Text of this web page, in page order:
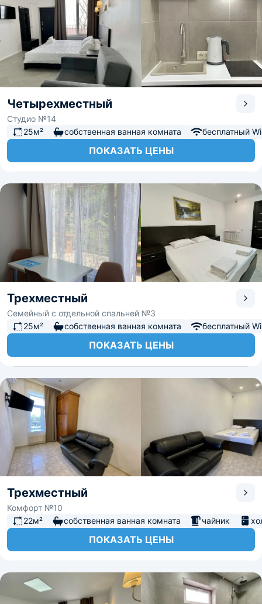
Четырехместный
Студио №14
25м²
собственная ванная комната бесплатный
ПОКАЗАТЬ ЦЕНЫ
Трехместный
Семейный с отдельной спальней №3
25м²
собственная ванная комната бесплатный
ПОКАЗАТЬ ЦЕНЫ
Трехместный
Комфорт №10
22м²
собственная ванная комната чайник
ПОКАЗАТЬ ЦЕНЫ